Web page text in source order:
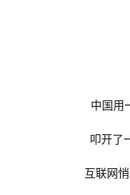
中国用
叩开了
互联网